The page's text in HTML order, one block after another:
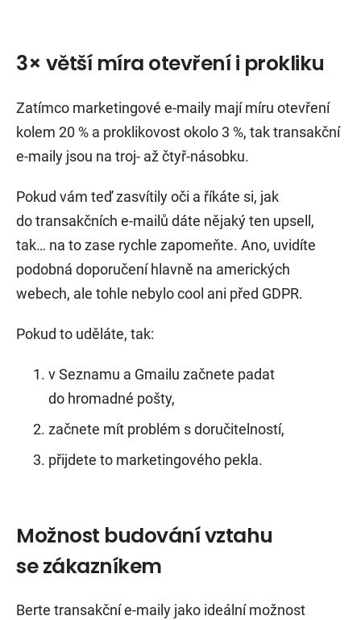
3× větší míra otevření i prokliku
Zatímco marketingové e-maily mají míru otevření
kolem 20 % a proklikovost okolo 3 %, tak transakční
e-maily jsou na troj- až čtyř-násobku.
Pokud vám teď zasvítily oči a říkáte si, jak
do transakčních e-mailů dáte nějaký ten upsell,
tak… na to zase rychle zapomeňte. Ano, uvidíte
podobná doporučení hlavně na amerických
webech, ale tohle nebylo cool ani před GDPR.
Pokud to uděláte, tak:
v Seznamu a Gmailu začnete padat
do hromadné pošty,
začnete mít problém s doručitelností,
přijdete to marketingového pekla.
Možnost budování vztahu
se zákazníkem
Berte transakční e-maily jako ideální možnost